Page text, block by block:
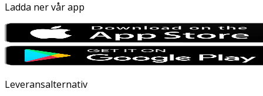
Ladda ner vår app
Leveransalternativ